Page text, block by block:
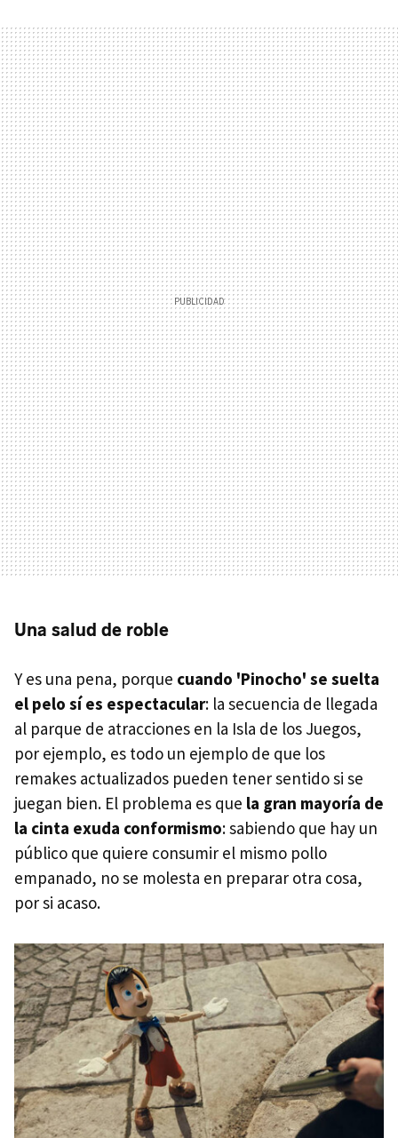
Una salud de roble
Y es una pena, porque cuando 'Pinocho' se suelta
el pelo sí es espectacular: la secuencia de llegada
al parque de atracciones en la Isla de los Juegos,
por ejemplo, es todo un ejemplo de que los
remakes actualizados pueden tener sentido si se
juegan bien. El problema es que la gran mayoría de
la cinta exuda conformismo: sabiendo que hay un
público que quiere consumir el mismo pollo
empanado, no se molesta en preparar otra cosa,
por si acaso.